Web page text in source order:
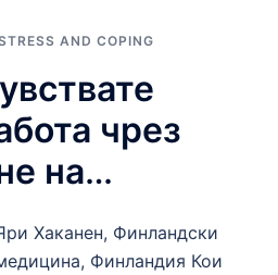
AND COPING
чрез
на
Хаканен, Финландски
Финландия Кои